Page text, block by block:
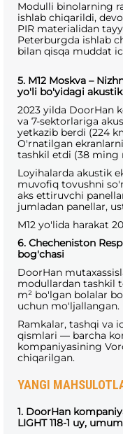
Modulli binolarning
ishlab chiqarildi,
PIR materialidan
Peterburgda ishlab
bilan qisqa muddat
5. M12 Moskva –
yo'li bo'yidagi
2023 yilda DoorHan
va 7-sektorlariga
yetkazib berdi (224
O'rnatilgan
tashkil etdi (38 ming
Loyihalarda akustik
muvofiq tovushni
aks ettiruvchi
jumladan panellar,
M12 yo'lida harakat
6. Checheniston
bog'chasi
DoorHan
modullardan tashkil
m² bo'lgan bolalar
uchun mo'ljallangan.
Ramkalar, tashqi va
qismlari — barcha
kompaniyasining
chiqarilgan.
YANGI
1. DoorHan
LIGHT 118-1 uy,